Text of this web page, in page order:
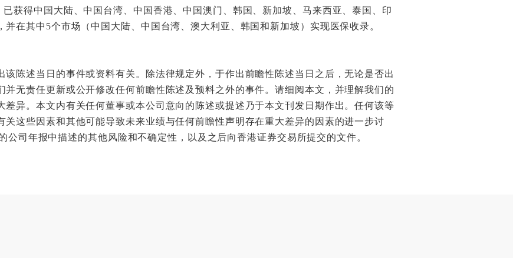
获得中国大陆、中国台湾、中国香港、中国澳门、韩国、新加坡、马来西亚、泰国、印
在其中5个市场（中国大陆、中国台湾、澳大利亚、韩国和新加坡）实现医保收录。
陈述当日的事件或资料有关。除法律规定外，于作出前瞻性陈述当日之后，无论是否出
并无责任更新或公开修改任何前瞻性陈述及预料之外的事件。请细阅本文，并理解我们的
差异。本文内有关任何董事或本公司意向的陈述或提述乃于本文刊发日期作出。任何该等
关这些因素和其他可能导致未来业绩与任何前瞻性声明存在重大差异的因素的进一步讨
公司年报中描述的其他风险和不确定性，以及之后向香港证券交易所提交的文件。